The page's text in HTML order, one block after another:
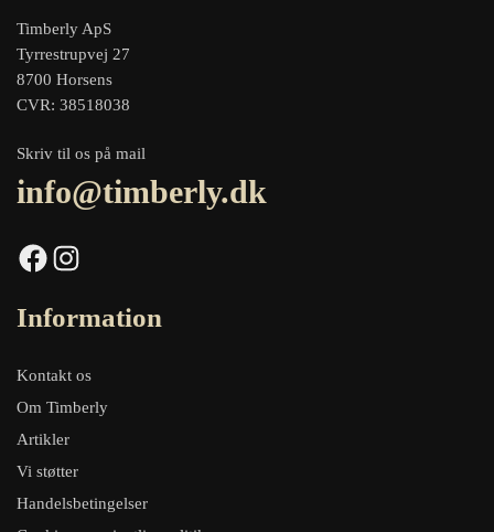
Timberly ApS
Tyrrestrupvej 27
8700 Horsens
CVR: 38518038
Skriv til os på mail
info@timberly.dk
Facebook Instagram
Information
Kontakt os
Om Timberly
Artikler
Vi støtter
Handelsbetingelser